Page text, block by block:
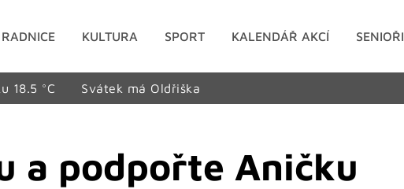
KULTURA SPORT KALENDÁŘ AKCÍ SENIOŘI
18.5 °C Svátek má Oldřiška
a podpořte Aničku